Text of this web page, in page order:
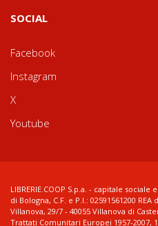
SOCIAL
Facebook
Instagram
X
Youtube
LIBRERIE.COOP S.p.a. - capitale
di Bologna, C.F. e P.I.: 02591561200 REA
Villanova, 29/7 - 40055 Villanova di
Trattati Comunitari Europei 1957-2007,